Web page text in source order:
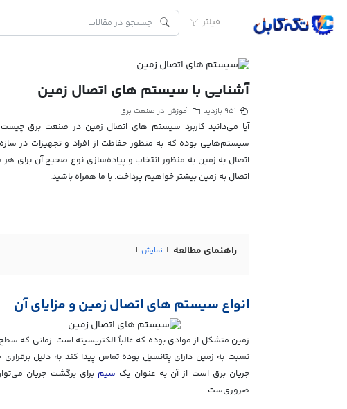
فیلتر
آشنایی با سیستم های اتصال زمین
آموزش در صنعت برق
آیا می‌دانید کاربرد سیستم های اتصال زمین در صنعت برق
سیستم‌هایی بوده که به منظور حفاظت از افراد و تجهیزات در
اتصال به زمین به منظور انتخاب و پیاده‌سازی نوع صحیح آن برای
اتصال به زمین بیشتر خواهیم پرداخت. با ما همراه باشید.
راهنمای مطالعه نمایش
انواع سیستم های اتصال زمین و مزایای آن
زمین متشکل از موادی بوده که غالباً الکتریسیته است. زمانی که
نسبت به زمین دارای پتانسیل بوده تماس پیدا کند به دلیل
جریان برق است از آن به عنوان یک سیم برای برگشت جریان
ضروری‌ست.